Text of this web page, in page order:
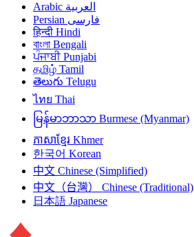
العربية Arabic
فارسی Persian
हिन्दी Hindi
বাংলা Bengali
ਪੰਜਾਬੀ Punjabi
தமிழ் Tamil
తెలుగు Telugu
ไทย Thai
မြန်မာဘာသာ Burmese (Myanmar)
ភាសាខ្មែរ Khmer
한국어 Korean
中文 Chinese (Simplified)
中文（台灣）
Chinese (Traditional)
日本語 Japanese